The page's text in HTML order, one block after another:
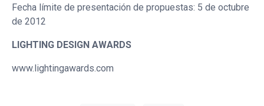
Fecha límite de presentación de propuestas: 5 de octubre
de 2012
LIGHTING DESIGN AWARDS
www.lightingawards.com